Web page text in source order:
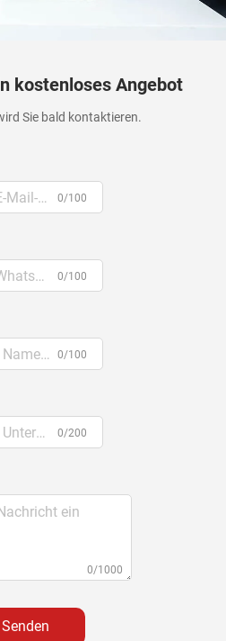
kostenloses Angebot
Sie bald kontaktieren.
0/100
0/100
0/100
0/200
0/1000
Senden